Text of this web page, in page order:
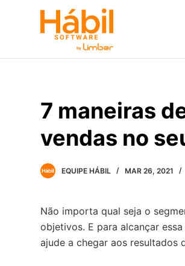
a
7 maneiras
vendas no
EQUIPE HÁBIL MAR 26, 2021
Não importa qual seja o
objetivos. E para alcançar
ajude a chegar aos resultados